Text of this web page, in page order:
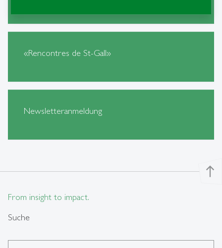
«Rencontres de St-Gall»
Newsletteranmeldung
north
From insight to impact.
Suche